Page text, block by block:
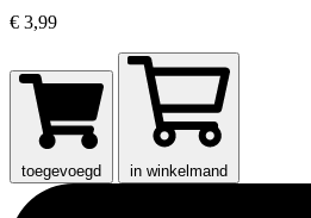
€ 3,99
toegevoegd in winkelmand